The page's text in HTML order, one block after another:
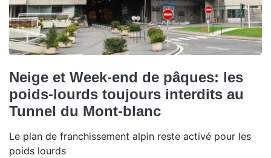
Neige et Week-end de pâques: les
poids-lourds toujours interdits au
Tunnel du Mont-blanc
Le plan de franchissement alpin reste activé pour les
poids lourds